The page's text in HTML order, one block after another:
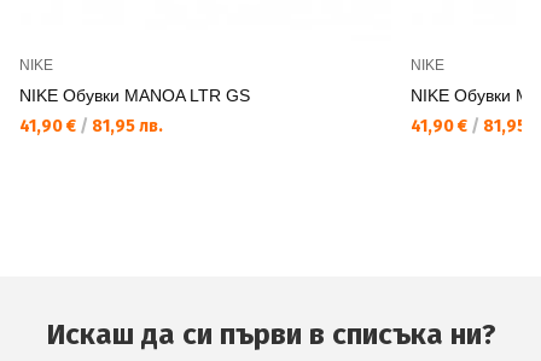
NIKE
NIKE Обувки MANOA LTR GS
41,90 € / 81,95 лв.
NIKE
NIKE Обувки
41,90 € / 81,95
Искаш да си първи в списъка ни?